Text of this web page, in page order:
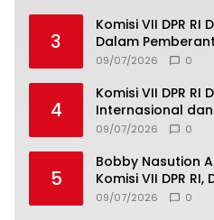
3
Komisi VII DPR RI
Dalam
Wisata
09/07/2026 0
4
Komisi VII DPR RI
Internasional
09/07/2026 0
5
Bobby Nasution
Komisi VII DPR RI,
Kalender Event
09/07/2026 0